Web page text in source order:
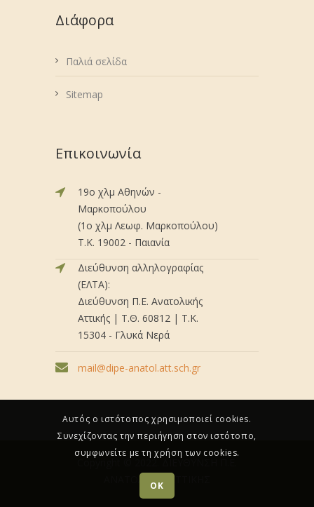
Διάφορα
Παλιά σελίδα
Sitemap
Επικοινωνία
19ο χλμ Αθηνών -
Μαρκοπούλου
(1ο χλμ Λεωφ. Μαρκοπούλου)
Τ.Κ. 19002 - Παιανία
Διεύθυνση αλληλογραφίας
(ΕΛΤΑ):
Διεύθυνση Π.Ε. Ανατολικής
Αττικής | Τ.Θ. 60812 | Τ.Κ.
15304 - Γλυκά Νερά
mail@dipe-anatol.att.sch.gr
Copyright © 2022. ΔΙΕΥΘΥΝΣΗ Π.Ε.
ΑΝΑΤΟΛΙΚΗΣ ΑΤΤΙΚΗΣ
Αυτός ο ιστότοπος χρησιμοποιεί cookies.
Συνεχίζοντας την περιήγηση στον ιστότοπο,
συμφωνείτε με τη χρήση των cookies.
OK